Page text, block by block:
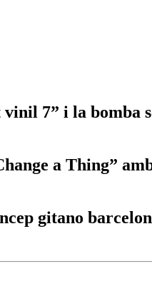
7” i la bomba
a Thing”
gitano